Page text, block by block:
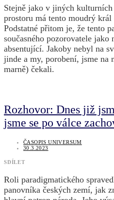
Stejně jako v jiných
prostoru má tento moudrý
Podstatné přitom je, že tento
současného pozorovatele
absentující. Jakoby nebyl na
jinde a my, porobení, jsme na
marně) čekali.
Rozhovor: Dnes již
jsme se po válce
ČASOPIS UNIVERSUM
30.3.2023
SDÍLET
Roli paradigmatického
panovníka českých zemí, jak